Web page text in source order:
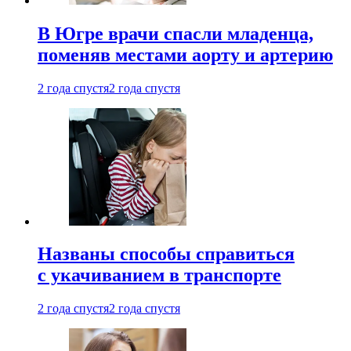
В Югре врачи спасли младенца,
поменяв местами аорту и артерию
2 года спустя2 года спустя
Названы способы справиться
с укачиванием в транспорте
2 года спустя2 года спустя